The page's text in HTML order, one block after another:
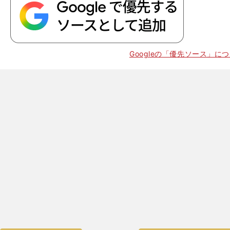
Googleの「優先ソース」に